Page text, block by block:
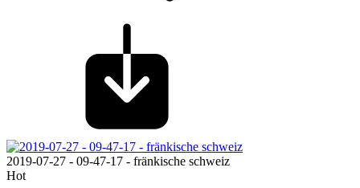
2019-07-27 - 09-47-17 - fränkische schweiz
Hot